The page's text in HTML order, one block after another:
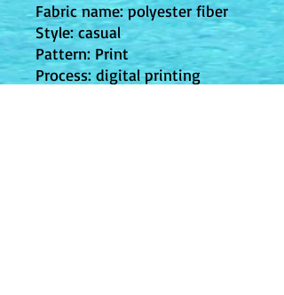
Fabric name: polyester fiber
Style: casual
Pattern: Print
Process: digital printing